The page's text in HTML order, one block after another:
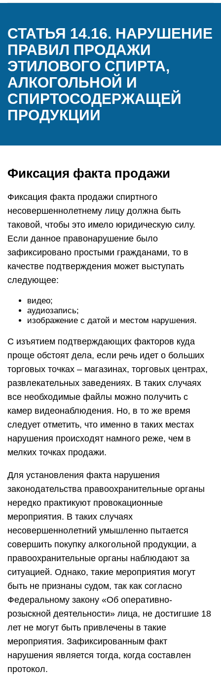
СТАТЬЯ 14.16. НАРУШЕНИЕ
ПРАВИЛ ПРОДАЖИ
ЭТИЛОВОГО СПИРТА,
АЛКОГОЛЬНОЙ И
СПИРТОСОДЕРЖАЩЕЙ
ПРОДУКЦИИ
Фиксация факта продажи
Фиксация факта продажи спиртного
несовершеннолетнему лицу должна быть
таковой, чтобы это имело юридическую силу.
Если данное правонарушение было
зафиксировано простыми гражданами, то в
качестве подтверждения может выступать
следующее:
видео;
аудиозапись;
изображение с датой и местом нарушения.
С изъятием подтверждающих факторов куда
проще обстоят дела, если речь идет о больших
торговых точках – магазинах, торговых центрах,
развлекательных заведениях. В таких случаях
все необходимые файлы можно получить с
камер видеонаблюдения. Но, в то же время
следует отметить, что именно в таких местах
нарушения происходят намного реже, чем в
мелких точках продажи.
Для установления факта нарушения
законодательства правоохранительные органы
нередко практикуют провокационные
мероприятия. В таких случаях
несовершеннолетний умышленно пытается
совершить покупку алкогольной продукции, а
правоохранительные органы наблюдают за
ситуацией. Однако, такие мероприятия могут
быть не признаны судом, так как согласно
Федеральному закону «Об оперативно-
розыскной деятельности» лица, не достигшие 18
лет не могут быть привлечены в такие
мероприятия. Зафиксированным факт
нарушения является тогда, когда составлен
протокол.